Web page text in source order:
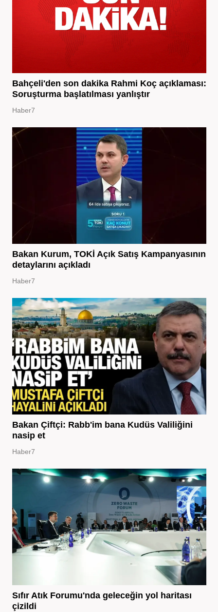
Bahçeli'den son dakika Rahmi Koç açıklaması:
Soruşturma başlatılması yanlıştır
Haber7
Bakan Kurum, TOKİ Açık Satış Kampanyasının
detaylarını açıkladı
Haber7
Bakan Çiftçi: Rabb'im bana Kudüs Valiliğini
nasip et
Haber7
Sıfır Atık Forumu'nda geleceğin yol haritası
çizildi